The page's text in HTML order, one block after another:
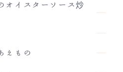
オイスターソース炒
えもの